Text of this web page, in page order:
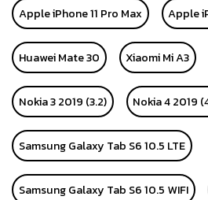
Apple iPhone 11 Pro Max Apple
Huawei Mate 30 Xiaomi Mi A3
Nokia 3 2019 (3.2) Nokia 4 2019
Samsung Galaxy Tab S6 10.5 LTE
Samsung Galaxy Tab S6 10.5 WIFI